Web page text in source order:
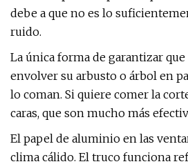
debe a que no es lo
ruido.
La única forma de garantizar
envolver su arbusto o árbol en
lo coman. Si quiere comer la
caras, que son mucho más
El papel de aluminio en las
clima cálido. El truco funciona